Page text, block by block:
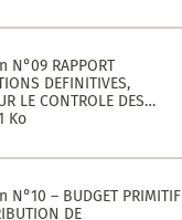
LA GESTION DE TITRES
E
RAPPORT
DEFINITIVES,
LE CONTROLE DES
DE LA GESTION DE
AU TITRE DES EXERCICES
Ko
– BUDGET PRIMITIF
DE